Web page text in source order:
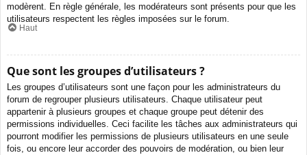
modèrent. En règle générale, les modérateurs sont présents pour que les
utilisateurs respectent les règles imposées sur le forum.
Haut
Que sont les groupes d’utilisateurs ?
Les groupes d’utilisateurs sont une façon pour les administrateurs du
forum de regrouper plusieurs utilisateurs. Chaque utilisateur peut
appartenir à plusieurs groupes et chaque groupe peut détenir des
permissions individuelles. Ceci facilite les tâches aux administrateurs qui
pourront modifier les permissions de plusieurs utilisateurs en une seule
fois, ou encore leur accorder des pouvoirs de modération, ou bien leur